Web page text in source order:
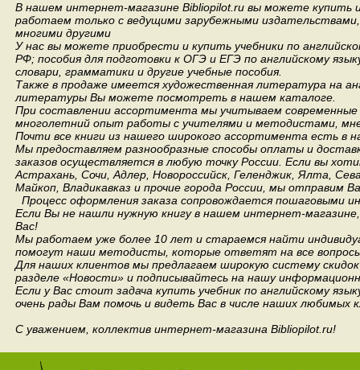
В нашем интернет-магазине Bibliopilot.ru вы можете купить
работаем только с ведущими зарубежными издательствами,
многими другими
У нас вы можете приобрести и купить учебники по
РФ; пособия для подготовки к ОГЭ и ЕГЭ по английскому
словари, грамматики и другие учебные пособия.
Также в продаже имеется художественная литература на
литературы Вы можете посмотреть в нашем каталоге.
При составлении ассортимента мы учитываем
многолетний опыт работы с учителями и методистами,
Почти все книги из нашего широкого ассортимента есть в
Мы предоставляем разнообразные способы оплаты и
заказов осуществляется в любую точку России. Если вы
Астрахань, Сочи, Адлер, Новороссийск, Геленджик, Ялта,
Майкоп, Владикавказ и прочие города России, мы отправим
Процесс оформления заказа сопровождается пошаговыми
Если Вы не нашли нужную книгу в нашем интернет-
Вас!
Мы работаем уже более 10 лет и стараемся найти
помогут наши методисты, которые ответят на все
Для наших клиентов мы предлагаем широкую систему
разделе «Новости» и подписывайтесь на нашу
Если у Вас стоит задача купить учебник по английскому
очень рады Вам помочь и видеть Вас в числе наших любимых
С уважением, коллектив интернет-магазина Bibliopilot.ru!